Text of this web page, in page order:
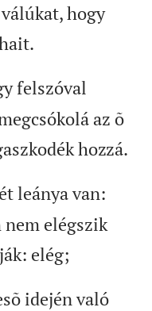
hogy
felszóval
az õ
hozzá.
leánya van:
nem elégszik
elég;
idején való